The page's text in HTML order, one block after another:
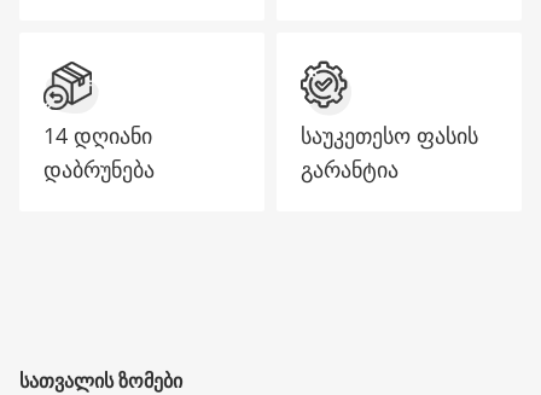
14 დღიანი
დაბრუნება
საუკეთესო ფასის
გარანტია
ᲡᲐᲗᲕᲐᲚᲘᲡ ᲖᲝᲛᲔᲑᲘ